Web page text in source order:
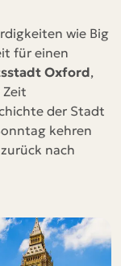
wie Big
für einen
Oxford,
Zeit
der Stadt
kehren
nach